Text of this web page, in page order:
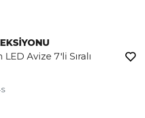
Avize 7'li Sıralı